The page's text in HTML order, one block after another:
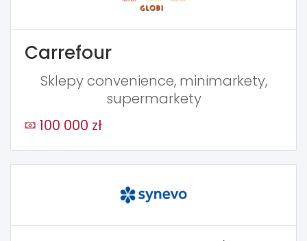
Carrefour
Sklepy convenience, minimarkety,
supermarkety
100 000 zł